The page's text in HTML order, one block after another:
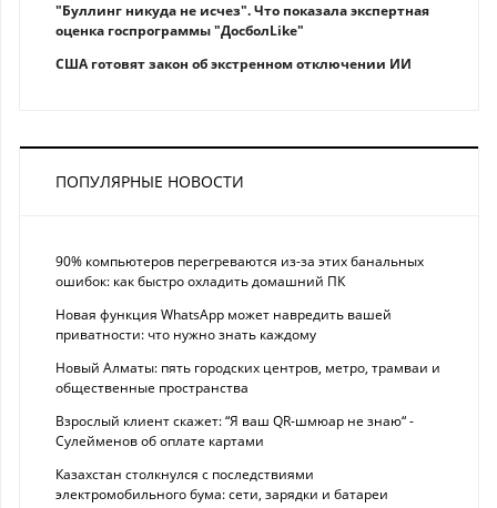
"Буллинг никуда не исчез". Что показала экспертная
оценка госпрограммы "ДосболLike"
США готовят закон об экстренном отключении ИИ
ПОПУЛЯРНЫЕ НОВОСТИ
90% компьютеров перегреваются из-за этих банальных
ошибок: как быстро охладить домашний ПК
Новая функция WhatsApp может навредить вашей
приватности: что нужно знать каждому
Новый Алматы: пять городских центров, метро, трамваи и
общественные пространства
Взрослый клиент скажет: “Я ваш QR-шмюар не знаю“ -
Сулейменов об оплате картами
Казахстан столкнулся с последствиями
электромобильного бума: сети, зарядки и батареи